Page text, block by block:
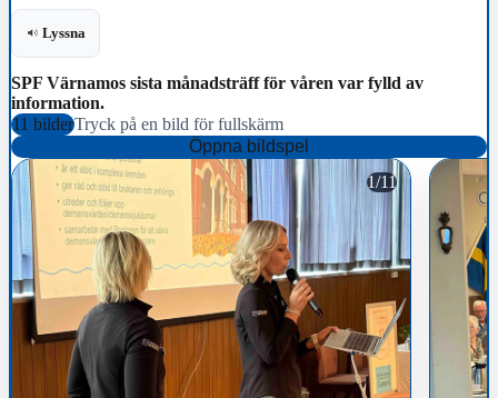
Lyssna
SPF Värnamos sista månadsträff för våren var fylld av
information.
11 bilderTryck på en bild för fullskärm
Öppna bildspel
1/11